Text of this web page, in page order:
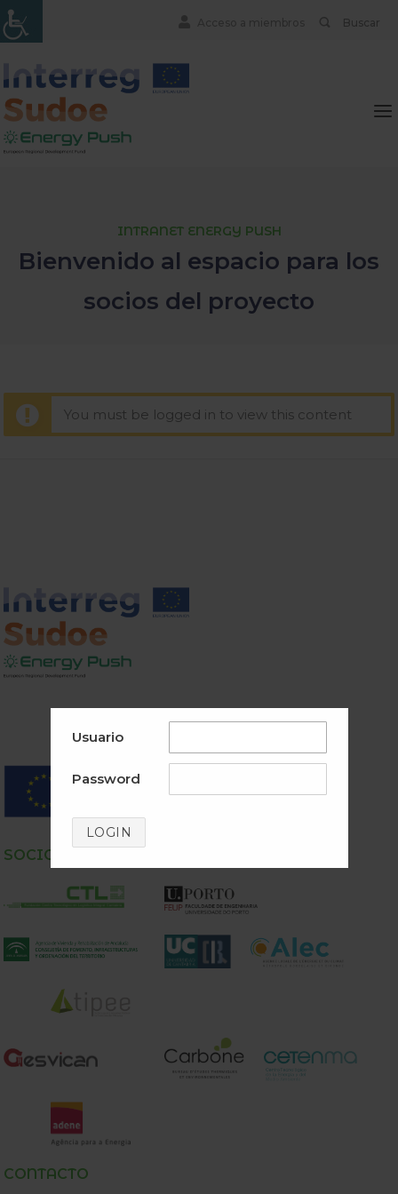
Usuario
Password
LOGIN
Skip
to
Search
BUSCAR
Home
INTRANET ENERGY PUSH
Bienvenido al espacio para los
socios del proyecto
You must be logged in to view this content
SOCIOS
CONTACTO